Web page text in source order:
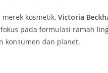
kosmetik, Victoria
pada formulasi ramah
konsumen dan planet.